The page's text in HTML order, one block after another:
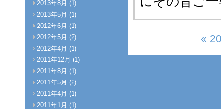
«
2013年8月 (1)
2013年5月 (1)
2012年6月 (1)
2012年5月 (2)
2012年4月 (1)
2011年12月 (1)
2011年8月 (1)
2011年5月 (2)
2011年4月 (1)
2011年1月 (1)